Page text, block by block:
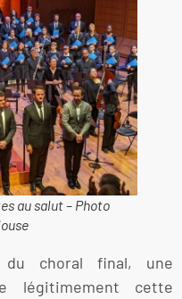
au salut – Photo
choral final, une
légitimement cette